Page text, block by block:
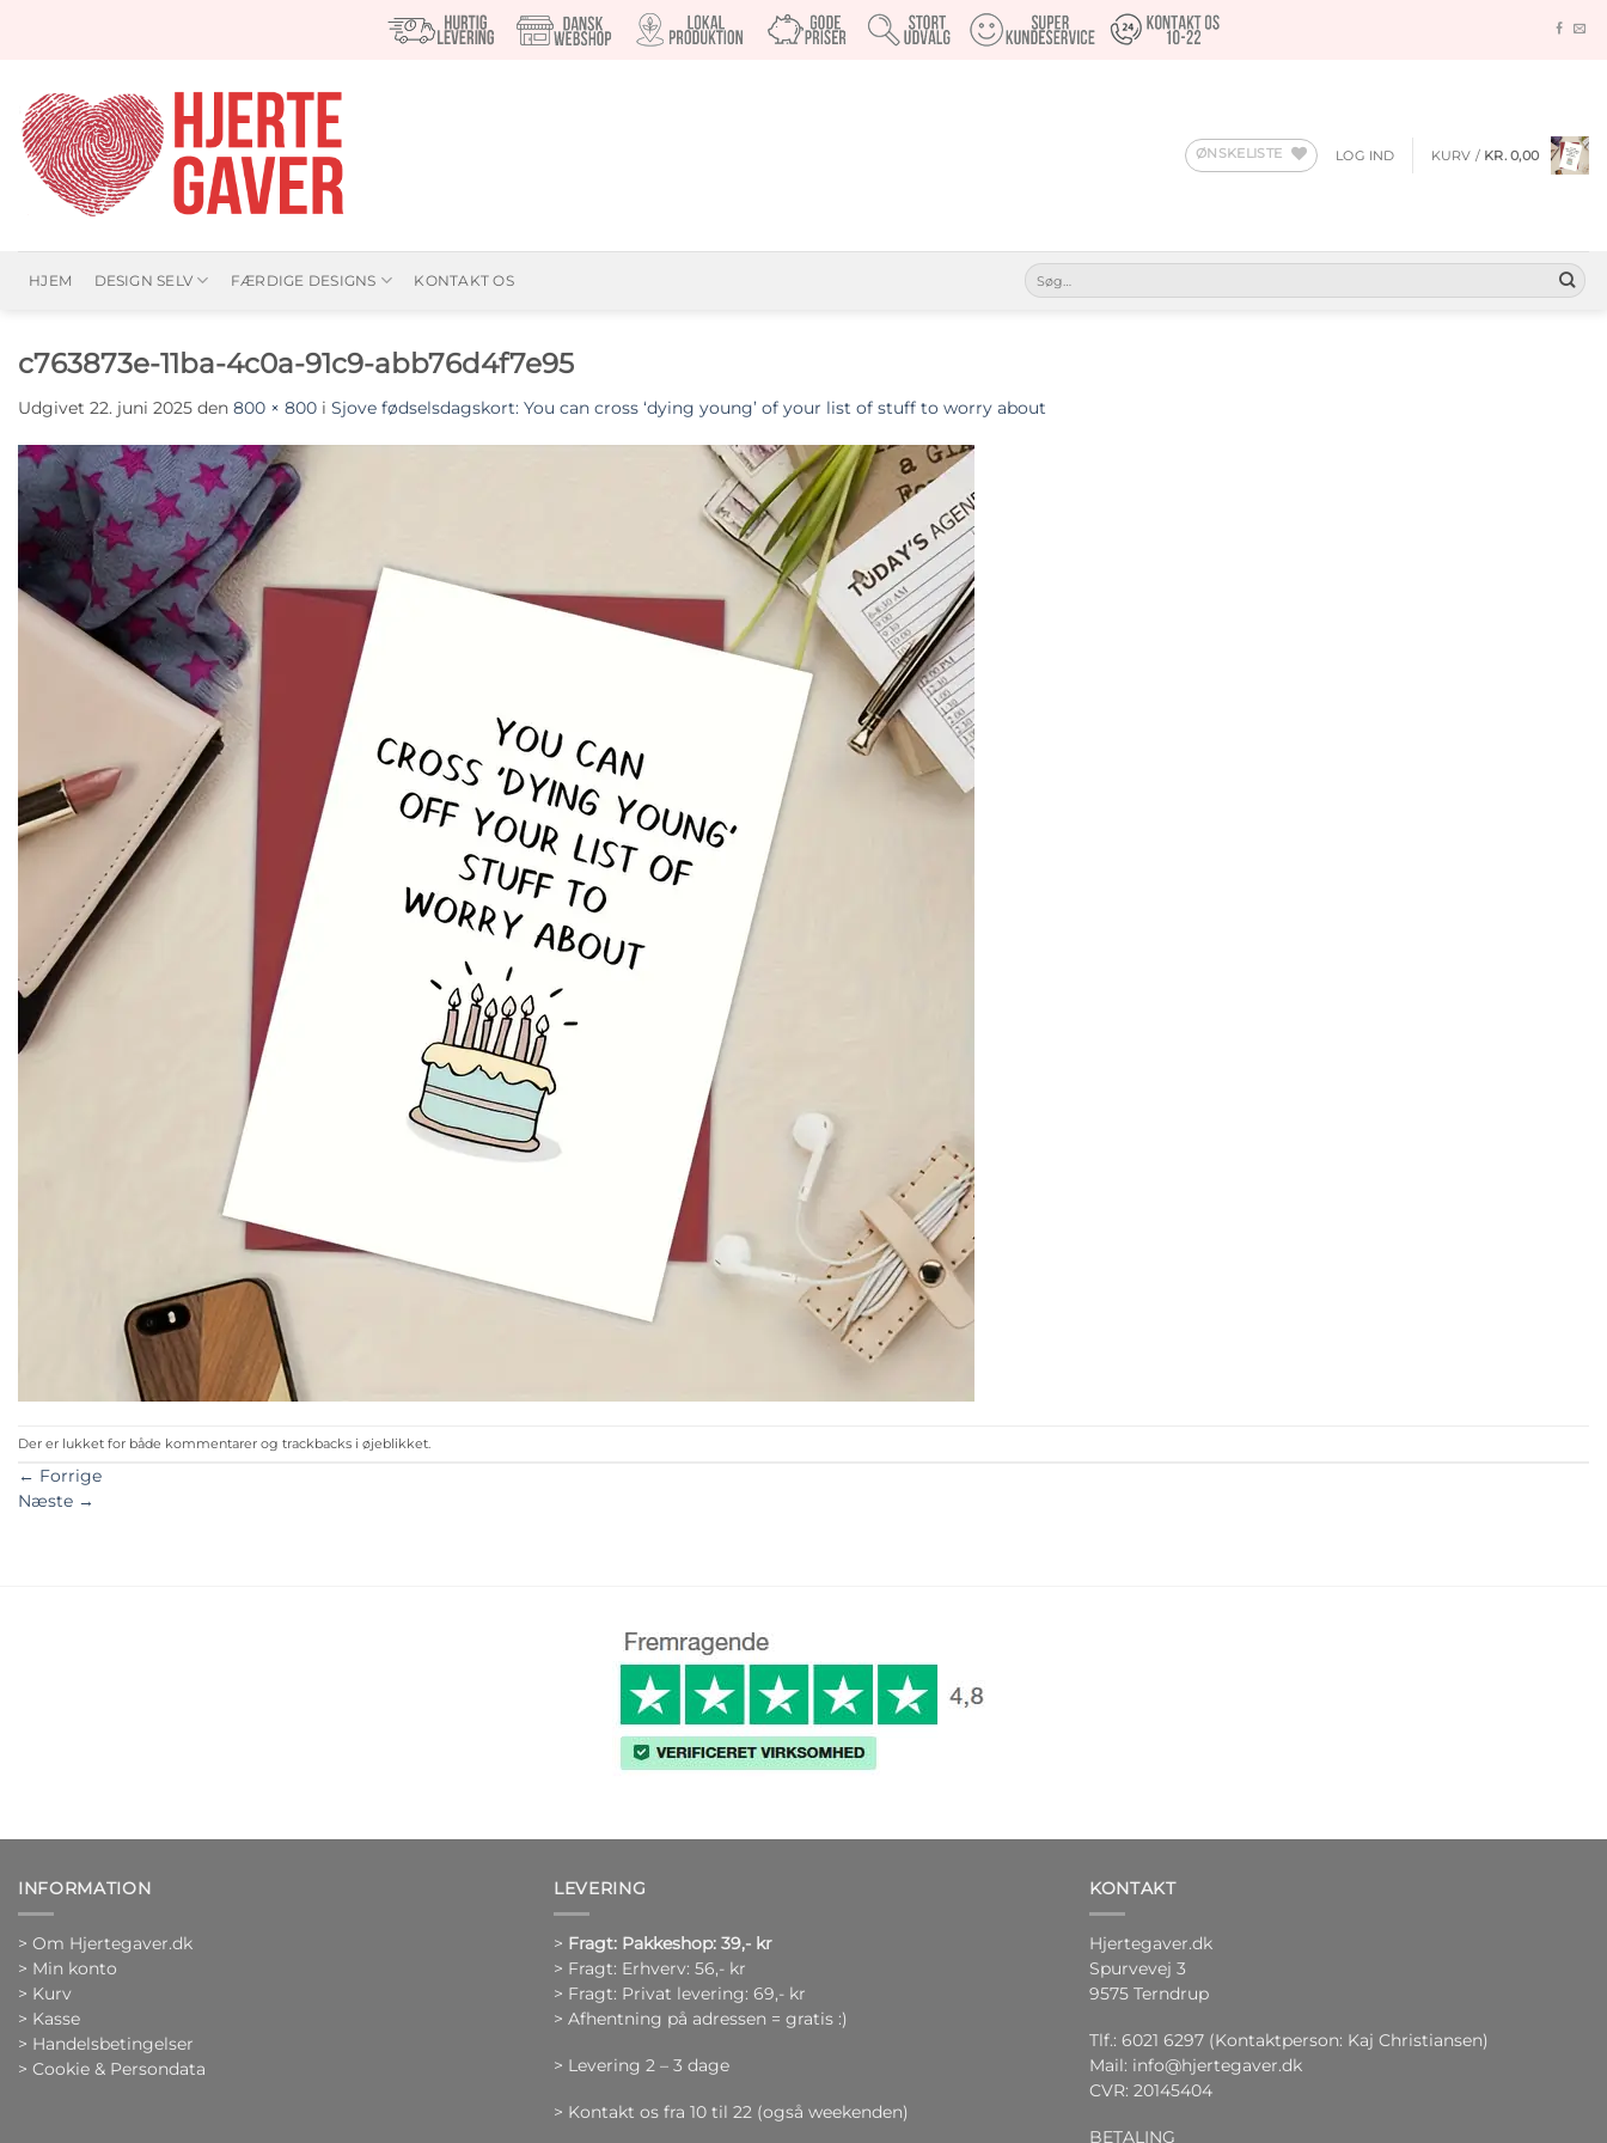
ØNSKELISTE LOG IND KURV / KR.0,00
HJEM DESIGN SELV FÆRDIGE DESIGNS KONTAKT OS
Søg
efter:
c763873e-11ba-4c0a-91c9-abb76d4f7e95
Udgivet 22. juni 2025 den 800 × 800 i Sjove fødselsdagskort: You can cross ‘dying young’ of your list of stuff to worry about
Der er lukket for både kommentarer og trackbacks i øjeblikket.
← Forrige
Næste →
INFORMATION
> Om Hjertegaver.dk
> Min konto
> Kurv
> Kasse
> Handelsbetingelser
> Cookie & Persondata
LEVERING
> Fragt: Pakkeshop: 39,- kr
> Fragt: Erhverv: 56,- kr
> Fragt: Privat levering: 69,- kr
> Afhentning på adressen = gratis :)
> Levering 2 – 3 dage
> Kontakt os fra 10 til 22 (også weekenden)
KONTAKT
Hjertegaver.dk
Spurvevej 3
9575 Terndrup
Tlf.: 6021 6297 (Kontaktperson: Kaj Christiansen)
Mail: info@hjertegaver.dk
CVR: 20145404
BETALING